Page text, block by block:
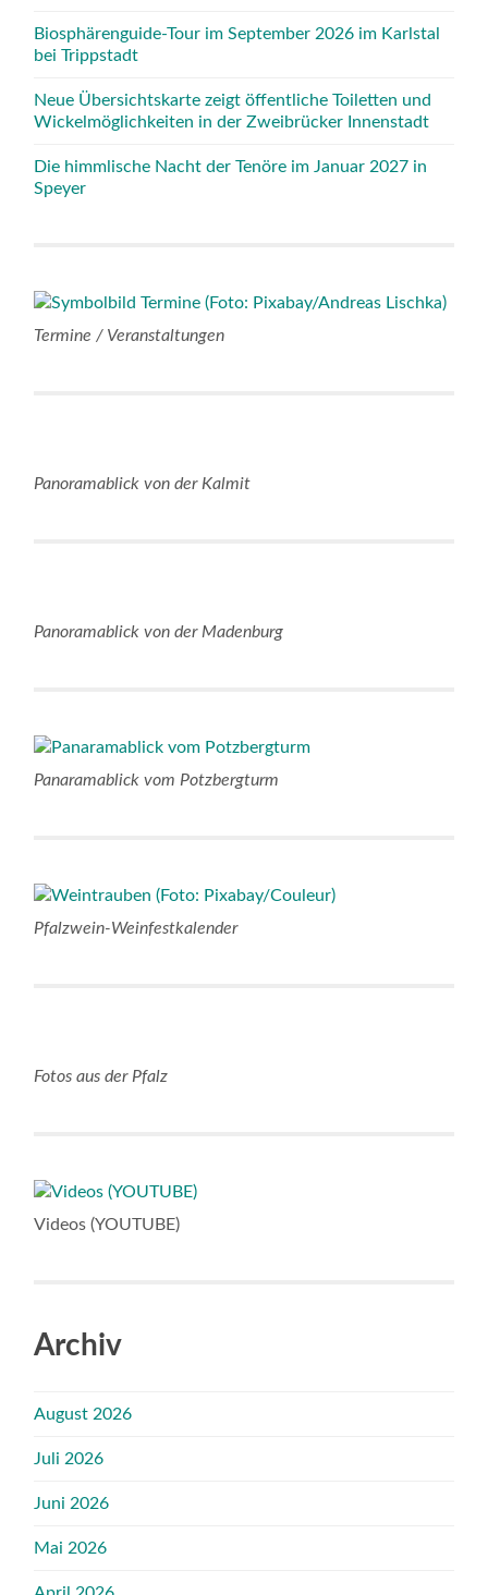
Biosphärenguide-Tour im September 2026 im Karlstal
bei Trippstadt
Neue Übersichtskarte zeigt öffentliche Toiletten und
Wickelmöglichkeiten in der Zweibrücker Innenstadt
Die himmlische Nacht der Tenöre im Januar 2027 in
Speyer
Termine / Veranstaltungen
Panoramablick von der Kalmit
Panoramablick von der Madenburg
Panaramablick vom Potzbergturm
Pfalzwein-Weinfestkalender
Fotos aus der Pfalz
Videos (YOUTUBE)
Archiv
August 2026
Juli 2026
Juni 2026
Mai 2026